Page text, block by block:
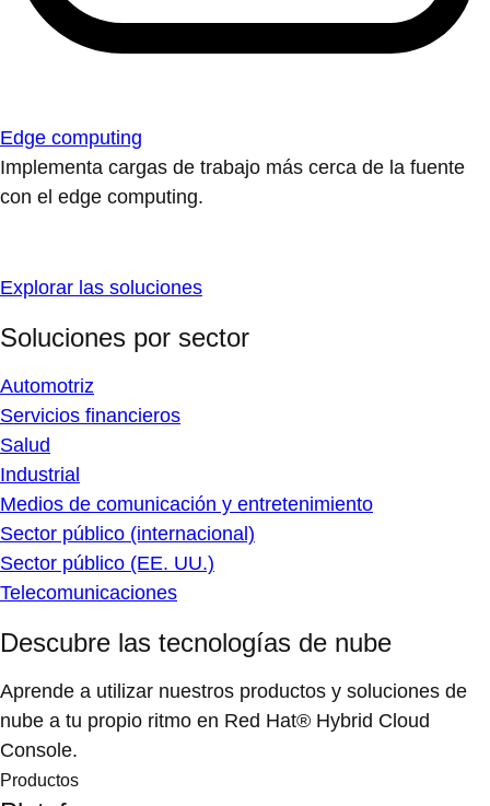
Edge computing
Implementa cargas de trabajo más cerca de la fuente
con el edge computing.
Explorar las soluciones
Soluciones por sector
Automotriz
Servicios financieros
Salud
Industrial
Medios de comunicación y entretenimiento
Sector público (internacional)
Sector público (EE. UU.)
Telecomunicaciones
Descubre las tecnologías de nube
Aprende a utilizar nuestros productos y soluciones de
nube a tu propio ritmo en Red Hat® Hybrid Cloud
Console.
Productos